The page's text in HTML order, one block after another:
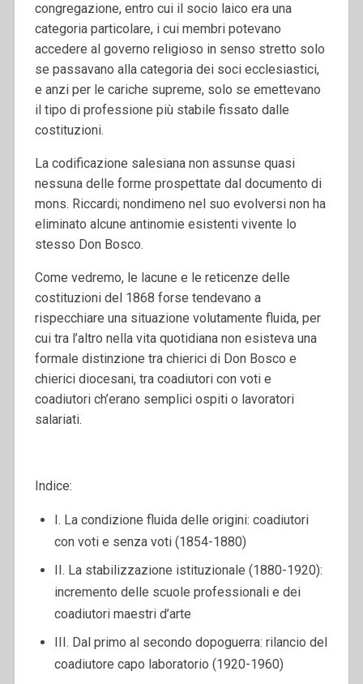
congregazione, entro cui il socio laico era una
categoria particolare, i cui membri potevano
accedere al governo religioso in senso stretto solo
se passavano alla categoria dei soci ecclesiastici,
e anzi per le cariche supreme, solo se emettevano
il tipo di professione più stabile fissato dalle
costituzioni.
La codificazione salesiana non assunse quasi
nessuna delle forme prospettate dal documento di
mons. Riccardi; nondimeno nel suo evolversi non ha
eliminato alcune antinomie esistenti vivente lo
stesso Don Bosco.
Come vedremo, le lacune e le reticenze delle
costituzioni del 1868 forse tendevano a
rispecchiare una situazione volutamente fluida, per
cui tra l’altro nella vita quotidiana non esisteva una
formale distinzione tra chierici di Don Bosco e
chierici diocesani, tra coadiutori con voti e
coadiutori ch’erano semplici ospiti o lavoratori
salariati.
Indice:
I. La condizione fluida delle origini: coadiutori
con voti e senza voti (1854-1880)
II. La stabilizzazione istituzionale (1880-1920):
incremento delle scuole professionali e dei
coadiutori maestri d’arte
III. Dal primo al secondo dopoguerra: rilancio del
coadiutore capo laboratorio (1920-1960)